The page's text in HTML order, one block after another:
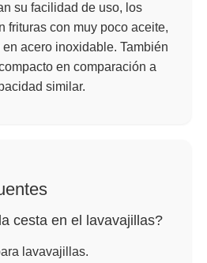
su facilidad de uso, los
frituras con muy poco aceite,
acero inoxidable. También
en comparación a
similar.
cesta en el lavavajillas?
lavavajillas.